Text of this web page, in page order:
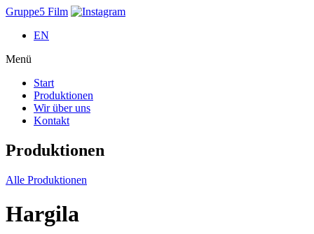
Gruppe5 Film
EN
Menü
Start
Produktionen
Wir über uns
Kontakt
Produktionen
Alle Produktionen
Hargila